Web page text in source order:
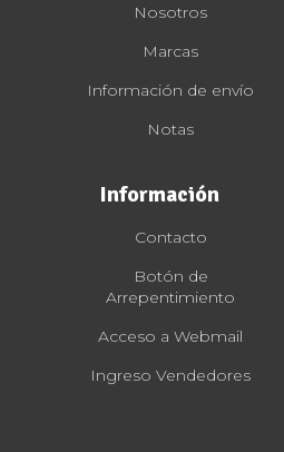
Nosotros
Marcas
Información de envío
Notas
Información
Contacto
Botón de
Arrepentimiento
Acceso a Webmail
Ingreso Vendedores